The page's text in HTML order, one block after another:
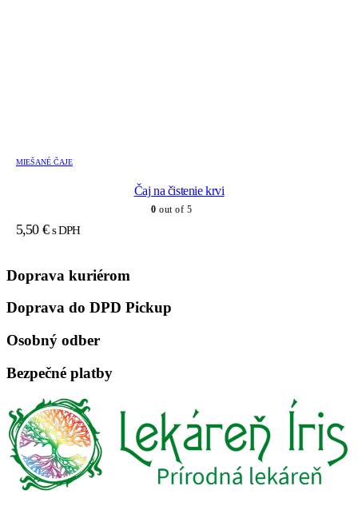
MIEŠANÉ ČAJE
Čaj na čistenie krvi
0 out of 5
5,50 € s DPH
Doprava kuriérom
Doprava do DPD Pickup
Osobný odber
Bezpečné platby